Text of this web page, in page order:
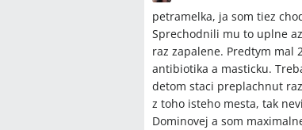
petramelka, ja som tiez
Sprechodnili mu to uplne
raz zapalene. Predtym mal
antibiotika a masticku.
detom staci preplachnut
z toho isteho mesta, tak
Dominovej a som